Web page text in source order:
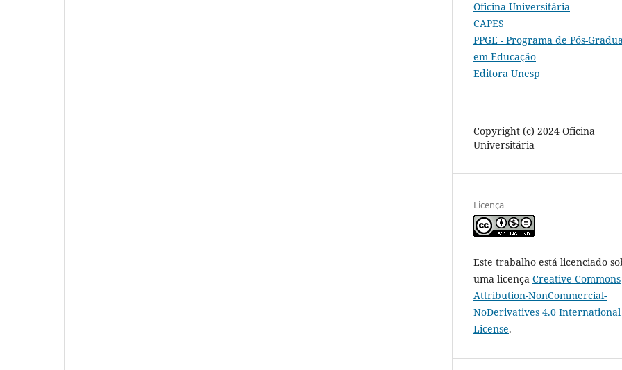
Oficina Universitária
CAPES
PPGE - Programa de Pós-
em Educação
Editora Unesp
Copyright (c) 2024 Oficina
Universitária
Licença
Este trabalho está licenciado
uma licença Creative Commons
Attribution-NonCommercial-
NoDerivatives 4.0 International
License.